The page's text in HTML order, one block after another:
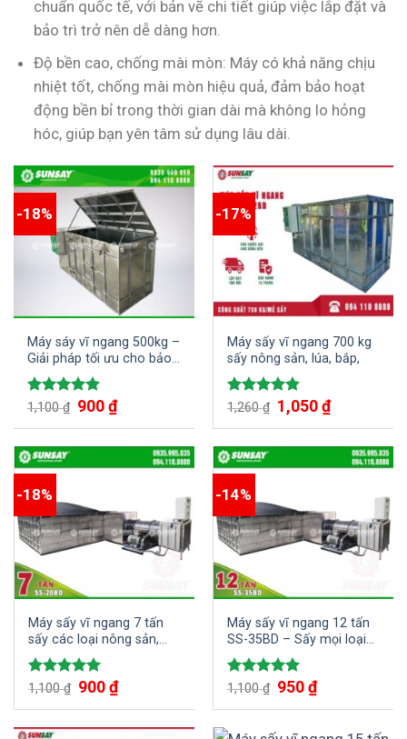
chuẩn quốc tế, với bản vẽ chi tiết giúp việc lắp đặt và
bảo trì trở nên dễ dàng hơn.
Độ bền cao, chống mài mòn: Máy có khả năng chịu
nhiệt tốt, chống mài mòn hiệu quả, đảm bảo hoạt
động bền bỉ trong thời gian dài mà không lo hỏng
hóc, giúp bạn yên tâm sử dụng lâu dài.
-18%
Máy sáy vĩ ngang 500kg –
Giải pháp tối ưu cho bảo
quản nông sản
Được xếp
5 sao
1,100₫ 900₫
-17%
Máy sấy vĩ ngang 700 kg
sấy nông sản, lúa, bắp,
Được xếp
4.80
5 sao
1,260₫ 1,050₫
-18%
Máy sấy vĩ ngang 7 tấn
sấy các loại nông sản,
hạt cà phê, mắc ca
Được xếp
1,100₫ 900₫
-14%
Máy sấy vĩ ngang 12 tấn
SS-35BD – Sấy mọi loại
nông sản, lúa, đậu phộng..
Được xếp
1,100₫ 950₫